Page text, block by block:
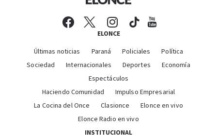
ELONCE
Últimas noticias Paraná Policiales
Política
Sociedad
Internacionales Deportes
Economía
Espectáculos
Haciendo Comunidad
Impulso Empresarial
La Cocina del Once
Clasionce
Elonce en vivo
Elonce Radio en vivo
INSTITUCIONAL